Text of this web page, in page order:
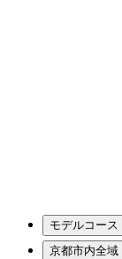
モデルコース
京都市内全域